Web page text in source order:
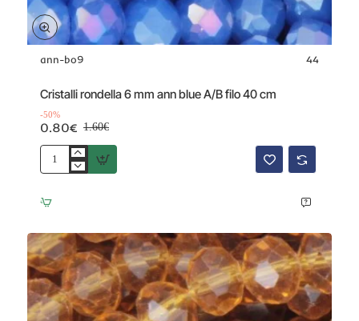
Offerta -50%
ann-bo9 44
Cristalli rondella 6 mm ann blue A/B filo 40 cm
-50%
0.80€ 1.60€
Cristalli
6
mm
blue
A/B
filo
40
cm